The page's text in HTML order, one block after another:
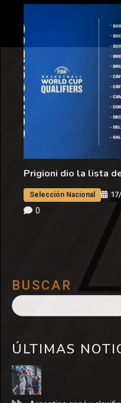
Prigioni dio la lista
Selección Nacional
0
BUSCAR
ÚLTIMAS